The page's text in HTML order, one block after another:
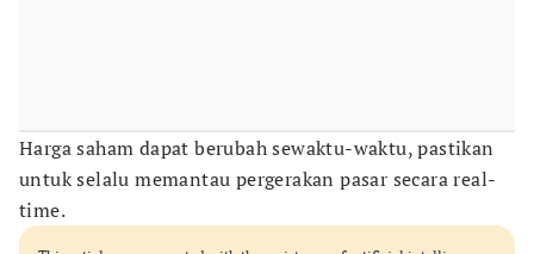
Harga saham dapat berubah sewaktu-waktu, pastikan
untuk selalu memantau pergerakan pasar secara real-
time.